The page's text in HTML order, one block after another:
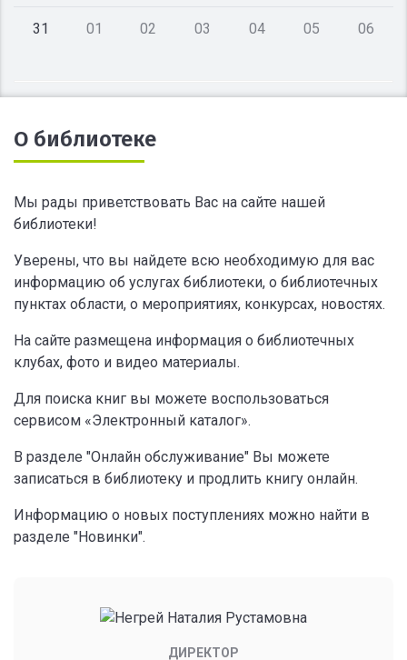
31 01 02 03 04 05 06
О библиотеке
Мы рады приветствовать Вас на сайте нашей
библиотеки!
Уверены, что вы найдете всю необходимую для вас
информацию об услугах библиотеки, о библиотечных
пунктах области, о мероприятиях, конкурсах, новостях.
На сайте размещена информация о библиотечных
клубах, фото и видео материалы.
Для поиска книг вы можете воспользоваться
сервисом «Электронный каталог».
В разделе "Онлайн обслуживание" Вы можете
записаться в библиотеку и продлить книгу онлайн.
Информацию о новых поступлениях можно найти в
разделе "Новинки".
ДИРЕКТОР